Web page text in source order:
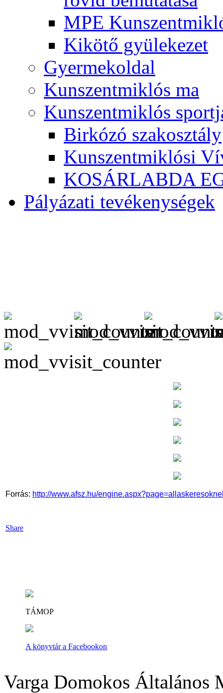
MPE
Kikötő gyülekezet
Gyermekoldal
Kunszentmiklós ma
Kunszentmiklós
Birkózó szakosztály
Kunszentmiklósi
KOSÁRLABDA
Pályázati tevékenységek
Forrás: http://www.afsz.hu/
Share
TÁMOP
A könyvtár a Facebookon
Varga Domokos Általános